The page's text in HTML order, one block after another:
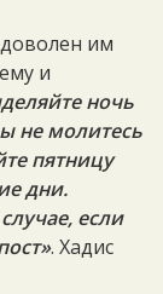
им
и
ночь
не молитесь
пятницу
дни.
если
. Хадис